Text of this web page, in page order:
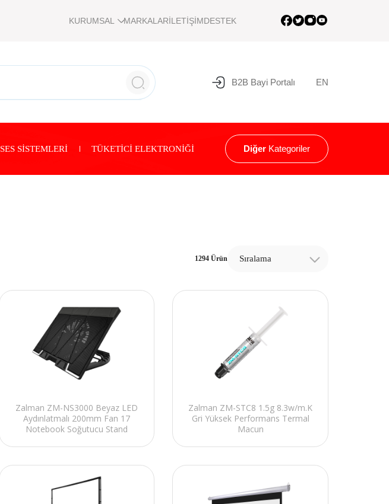
KURUMSAL MARKALARİLETİŞİMDESTEK
B2B Bayi Portalı EN
SES SİSTEMLERİ TÜKETİCİ ELEKTRONİĞİ Diğer Kategoriler
1294 Ürün Sıralama
Zalman ZM-NS3000 Beyaz LED
Aydınlatmalı 200mm Fan 17
Notebook Soğutucu Stand
Zalman ZM-STC8 1.5g 8.3w/m.K
Gri Yüksek Performans Termal
Macun